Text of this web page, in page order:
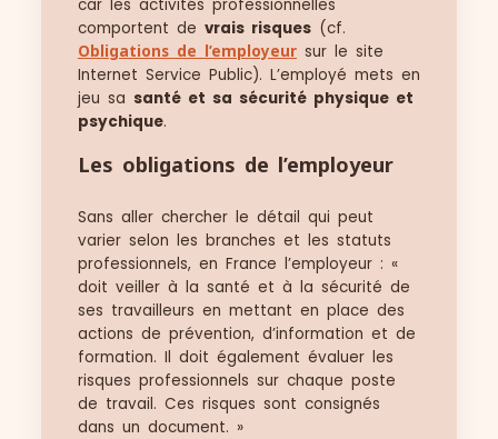
car les activités professionnelles
comportent de vrais risques(cf.
Obligations de l’employeursur le site
Internet Service Public). L’employé mets en
jeu sa santé et sa sécurité physique et
psychique.
Les obligations de l’employeur
Sans aller chercher le détail qui peut
varier selon les branches et les statuts
professionnels, en France l’employeur : «
doit veiller à la santé et à la sécurité de
ses travailleurs en mettant en place des
actions de prévention, d’information et de
formation. Il doit également évaluer les
risques professionnels sur chaque poste
de travail. Ces risques sont consignés
dans un document. »